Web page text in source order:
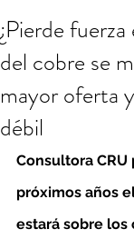
¿Pierde
del cobre se
mayor oferta
débil
Consultora
próximos años
estará sobre los